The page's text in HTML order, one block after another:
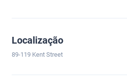
Localização
89-119 Kent Street